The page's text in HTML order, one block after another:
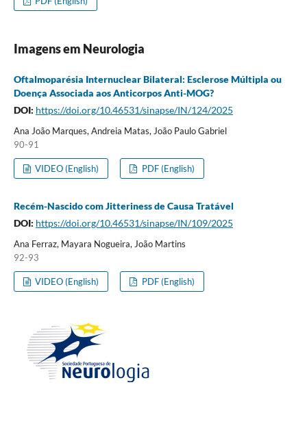
Imagens em Neurologia
Oftalmoparésia Internuclear Bilateral: Esclerose Múltipla ou
Doença Associada aos Anticorpos Anti-MOG?
DOI: https://doi.org/10.46531/sinapse/IN/124/2025
Ana João Marques, Andreia Matas, João Paulo Gabriel
90-91
VIDEO (English) PDF (English)
Recém-Nascido com Jitteriness de Causa Tratável
DOI: https://doi.org/10.46531/sinapse/IN/109/2025
Ana Ferraz, Mayara Nogueira, João Martins
92-93
VIDEO (English) PDF (English)